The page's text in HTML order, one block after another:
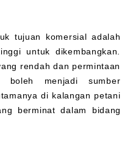
tujuan komersial adalah
untuk dikembangkan.
rendah dan permintaan
menjadi sumber
di kalangan petani
berminat dalam bidang